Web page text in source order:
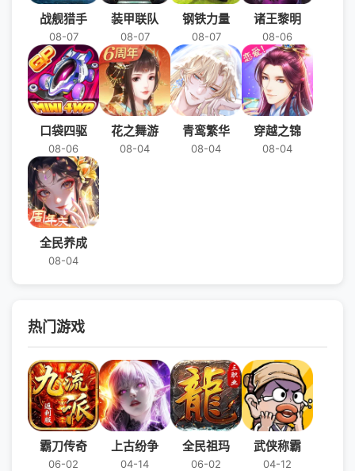
战舰猎手
08-07
装甲联队
08-07
钢铁力量
08-07
诸王黎明
08-06
口袋四驱
08-06
花之舞游
08-04
青鸾繁华
08-04
穿越之锦
08-04
全民养成
08-04
热门游戏
霸刀传奇
06-02
上古纷争
04-14
全民祖玛
06-02
武侠称霸
04-12